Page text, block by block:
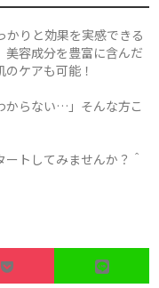
かりと効果を実感できる
容成分を豊富に含んだ
ケアも可能！
からない…」そんな方こ
トしてみませんか？＾